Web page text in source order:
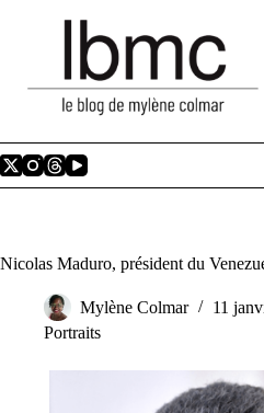
Nicolas Maduro, président du
Mylène Colmar
11
Portraits